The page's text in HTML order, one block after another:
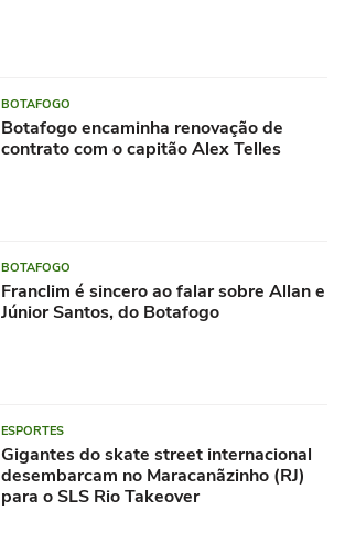
BOTAFOGO
Botafogo encaminha renovação de
contrato com o capitão Alex Telles
BOTAFOGO
Franclim é sincero ao falar sobre Allan e
Júnior Santos, do Botafogo
ESPORTES
Gigantes do skate street internacional
desembarcam no Maracanãzinho (RJ)
para o SLS Rio Takeover